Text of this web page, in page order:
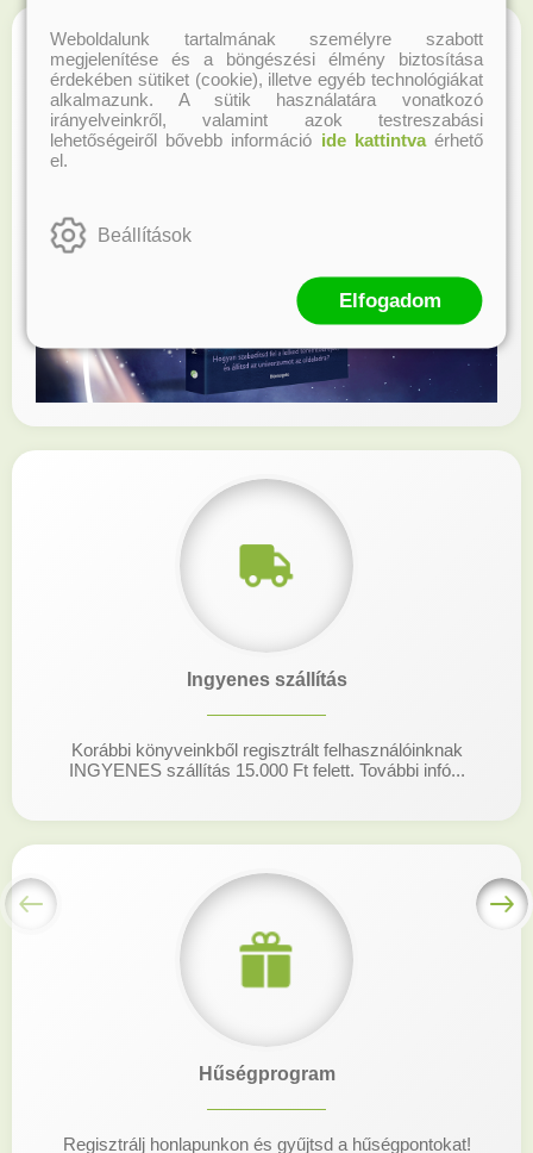
Ingyenes szállítás
Korábbi könyveinkből regisztrált felhasználóinknak
INGYENES szállítás 15.000 Ft felett. További infó...
Hűségprogram
Regisztrálj honlapunkon és gyűjtsd a hűségpontokat!
Weboldalunk tartalmának személyre szabott
megjelenítése és a böngészési élmény biztosítása
érdekében sütiket (cookie), illetve egyéb technológiákat
alkalmazunk. A sütik használatára vonatkozó
irányelveinkről, valamint azok testreszabási
lehetőségeiről bővebb információ ide kattintvaérhető
el.
Beállítások
Elfogadom